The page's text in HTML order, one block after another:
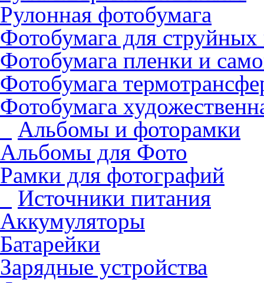
Рулонная фотобумага
Фотобумага для cтруйных
Фотобумага пленки и
Фотобумага
Фотобумага
Альбомы и фоторамки
Альбомы для Фото
Рамки для фотографий
Источники питания
Аккумуляторы
Батарейки
Зарядные устройства